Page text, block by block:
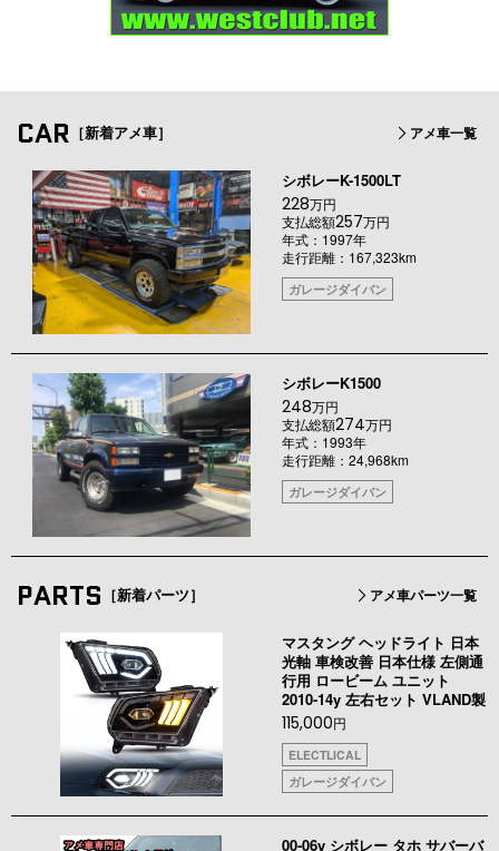
CAR ［新着アメ車］ アメ車一覧
シボレーK-1500LT
228万円
支払総額257万円
年式：1997年
走行距離：167,323km
ガレージダイバン
シボレーK1500
248万円
支払総額274万円
年式：1993年
走行距離：24,968km
ガレージダイバン
PARTS ［新着パーツ］ アメ車パーツ一覧
マスタング ヘッドライト 日本
光軸 車検改善 日本仕様 左側通
行用 ロービーム ユニット
2010-14y 左右セット VLAND製
115,000円
ELECTLICAL
ガレージダイバン
00-06y シボレー タホ サバーバ